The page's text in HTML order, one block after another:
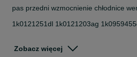
pas przedni wzmocnienie chłodnice
1k0121251dl 1k0121203ag
jest idealny dlatego niższa cena
Zobacz więcej